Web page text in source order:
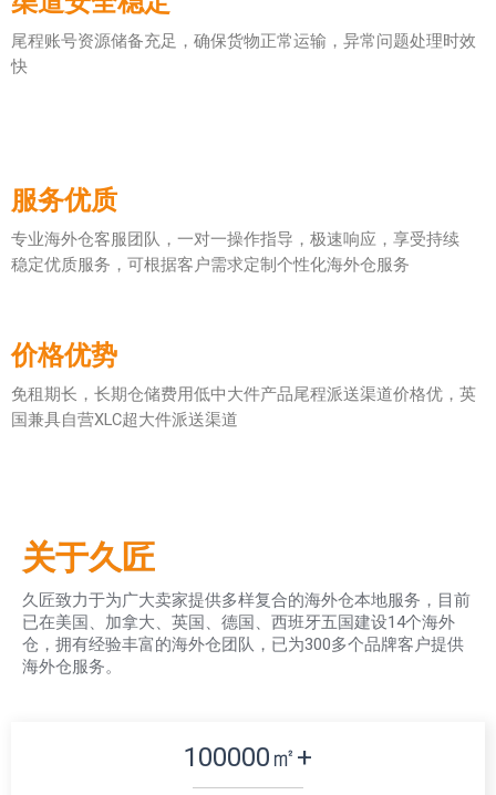
尾程账号资源储备充足，确保货物正常运输，异常问题处理时效
快
服务优质
专业海外仓客服团队，一对一操作指导，极速响应，享受持续
稳定优质服务，可根据客户需求定制个性化海外仓服务
价格优势
免租期长，长期仓储费用低 中大件产品尾程派送渠道价格优，英
国兼具自营XLC超大件派送渠道
关于久匠
久匠致力于为广大卖家提供多样复合的海外仓本地服务，目前
已在美国、加拿大、英国、德国、西班牙五国建设14个海外
仓，拥有经验丰富的海外仓团队，已为300多个品牌客户提供
海外仓服务。
100000㎡+